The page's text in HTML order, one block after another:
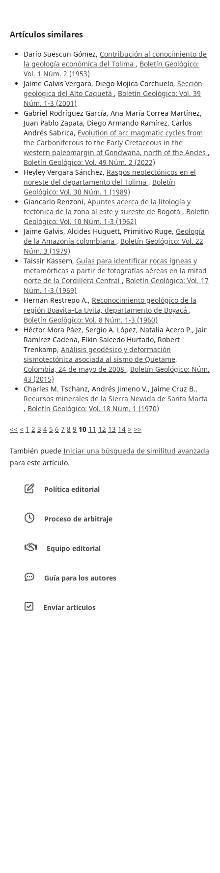
Artículos similares
Darío Suescun Gómez, Contribución al conocimiento de
la geología económica del Tolima , Boletín Geológico:
Vol. 1 Núm. 2 (1953)
Jaime Galvis Vergara, Diego Mojica Corchuelo, Sección
geológica del Alto Caquetá , Boletín Geológico: Vol. 39
Núm. 1-3 (2001)
Gabriel Rodríguez García, Ana María Correa Martínez,
Juan Pablo Zapata, Diego Armando Ramírez, Carlos
Andrés Sabrica, Evolution of arc magmatic cycles from
the Carboniferous to the Early Cretaceous in the
western paleomargin of Gondwana, north of the Andes ,
Boletín Geológico: Vol. 49 Núm. 2 (2022)
Heyley Vergara Sánchez, Rasgos neotectónicos en el
noreste del departamento del Tolima , Boletín
Geológico: Vol. 30 Núm. 1 (1989)
Giancarlo Renzoni, Apuntes acerca de la litología y
tectónica de la zona al este y sureste de Bogotá , Boletín
Geológico: Vol. 10 Núm. 1-3 (1962)
Jaime Galvis, Alcides Huguett, Primitivo Ruge, Geología
de la Amazonía colombiana , Boletín Geológico: Vol. 22
Núm. 3 (1979)
Taissir Kassem, Guías para identificar rocas ígneas y
metamórficas a partir de fotografías aéreas en la mitad
norte de la Cordillera Central , Boletín Geológico: Vol. 17
Núm. 1-3 (1969)
Hernán Restrepo A., Reconocimiento geológico de la
región Boavita–La Uvita, departamento de Boyacá ,
Boletín Geológico: Vol. 8 Núm. 1-3 (1960)
Héctor Mora Páez, Sergio A. López, Natalia Acero P., Jair
Ramírez Cadena, Elkin Salcedo Hurtado, Robert
Trenkamp, Análisis geodésico y deformación
sismotectónica asociada al sismo de Quetame,
Colombia, 24 de mayo de 2008 , Boletín Geológico: Núm.
43 (2015)
Charles M. Tschanz, Andrés Jimeno V., Jaime Cruz B.,
Recursos minerales de la Sierra Nevada de Santa Marta
, Boletín Geológico: Vol. 18 Núm. 1 (1970)
<< < 1 2 3 4 5 6 7 8 9 10 11 12 13 14 > >>
También puede Iniciar una búsqueda de similitud avanzada
para este artículo.
Política editorial
Proceso de arbitraje
Equipo editorial
Guía para los autores
Envíar artículos